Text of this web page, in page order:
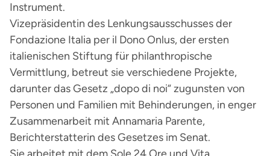
Instrument.
Vizepräsidentin des Lenkungsausschusses der
Fondazione Italia per il Dono Onlus, der ersten
italienischen Stiftung für philanthropische
Vermittlung, betreut sie verschiedene Projekte,
darunter das Gesetz „dopo di noi“ zugunsten von
Personen und Familien mit Behinderungen, in enger
Zusammenarbeit mit Annamaria Parente,
Berichterstatterin des Gesetzes im Senat.